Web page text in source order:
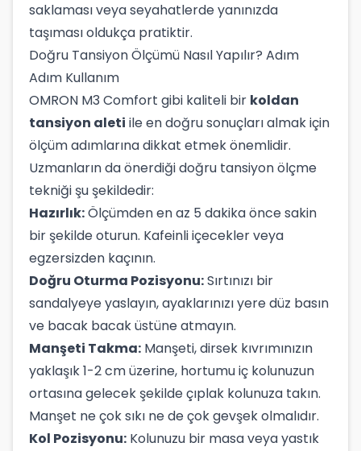
saklaması veya seyahatlerde yanınızda
taşıması oldukça pratiktir.
Doğru Tansiyon Ölçümü Nasıl Yapılır? Adım
Adım Kullanım
OMRON M3 Comfort gibi kaliteli bir koldan
tansiyon aleti ile en doğru sonuçları almak için
ölçüm adımlarına dikkat etmek önemlidir.
Uzmanların da önerdiği doğru tansiyon ölçme
tekniği şu şekildedir:
Hazırlık:Ölçümden en az 5 dakika önce sakin
bir şekilde oturun. Kafeinli içecekler veya
egzersizden kaçının.
Doğru Oturma Pozisyonu:Sırtınızı bir
sandalyeye yaslayın, ayaklarınızı yere düz basın
ve bacak bacak üstüne atmayın.
Manşeti Takma: Manşeti, dirsek kıvrımınızın
yaklaşık 1-2 cm üzerine, hortumu iç kolunuzun
ortasına gelecek şekilde çıplak kolunuza takın.
Manşet ne çok sıkı ne de çok gevşek olmalıdır.
Kol Pozisyonu: Kolunuzu bir masa veya yastık